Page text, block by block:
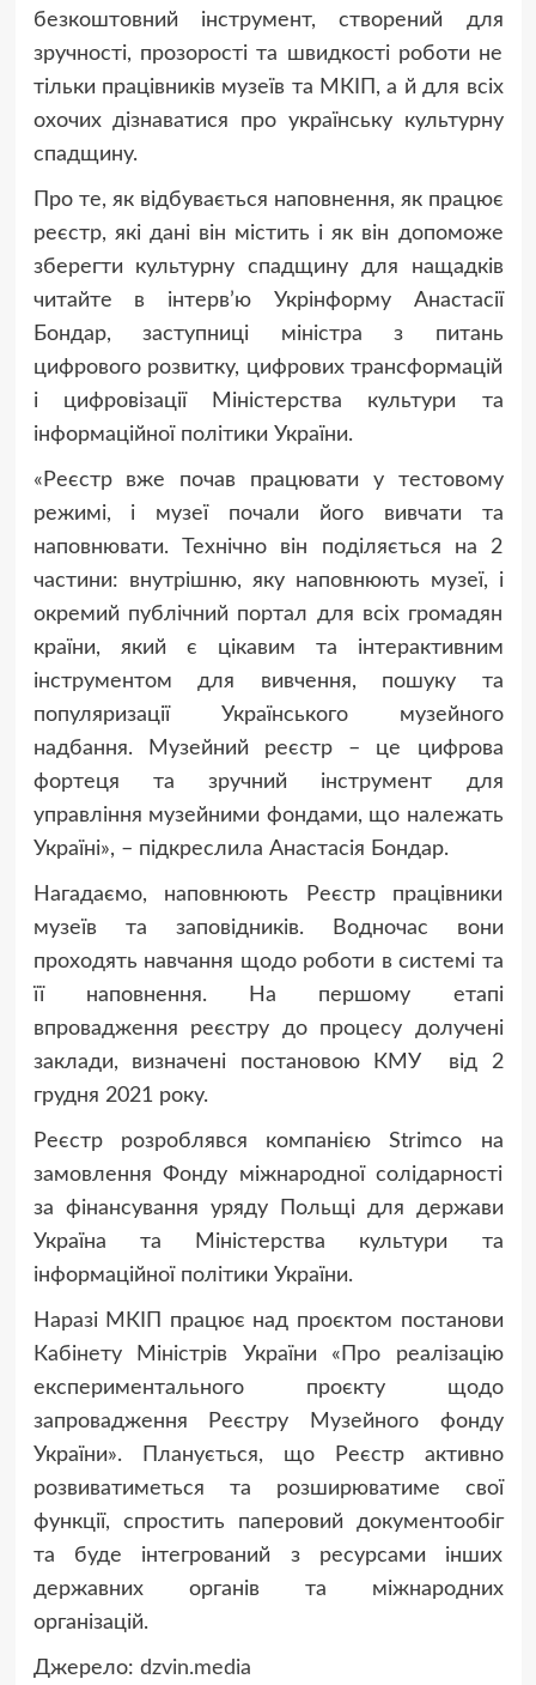
безкоштовний інструмент, створений для
зручності, прозорості та швидкості роботи не
тільки працівників музеїв та МКІП, а й для всіх
охочих дізнаватися про українську культурну
спадщину.
Про те, як відбувається наповнення, як працює
реєстр, які дані він містить і як він допоможе
зберегти культурну спадщину для нащадків
читайте в інтерв’ю Укрінформу Анастасії
Бондар, заступниці міністра з питань
цифрового розвитку, цифрових трансформацій
і цифровізації Міністерства культури та
інформаційної політики України.
«Реєстр вже почав працювати у тестовому
режимі, і музеї почали його вивчати та
наповнювати. Технічно він поділяється на 2
частини: внутрішню, яку наповнюють музеї, і
окремий публічний портал для всіх громадян
країни, який є цікавим та інтерактивним
інструментом для вивчення, пошуку та
популяризації Українського музейного
надбання. Музейний реєстр – це цифрова
фортеця та зручний інструмент для
управління музейними фондами, що належать
Україні», – підкреслила Анастасія Бондар.
Нагадаємо, наповнюють Реєстр працівники
музеїв та заповідників. Водночас вони
проходять навчання щодо роботи в системі та
її наповнення. На першому етапі
впровадження реєстру до процесу долучені
заклади, визначені постановою КМУ від 2
грудня 2021 року.
Реєстр розроблявся компанією Strimco на
замовлення Фонду міжнародної солідарності
за фінансування уряду Польщі для держави
Україна та Міністерства культури та
інформаційної політики України.
Наразі МКІП працює над проєктом постанови
Кабінету Міністрів України «Про реалізацію
експериментального проєкту щодо
запровадження Реєстру Музейного фонду
України». Планується, що Реєстр активно
розвиватиметься та розширюватиме свої
функції, спростить паперовий документообіг
та буде інтегрований з ресурсами інших
державних органів та міжнародних
організацій.
Джерело: dzvin.media